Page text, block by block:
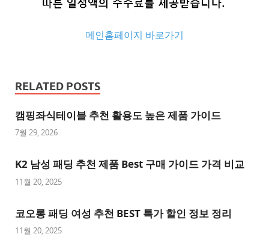
메인홈페이지 바로가기
사
이
트
천
사
트
1
RELATED POSTS
캠핑좌식테이블 추천 활용도 높은 제품 가이드
7월 29, 2026
K2 남성 패딩 추천 제품 Best 구매 가이드 가격 비교
11월 20, 2025
코오롱 패딩 여성 추천 BEST 특가 할인 정보 정리
11월 20, 2025